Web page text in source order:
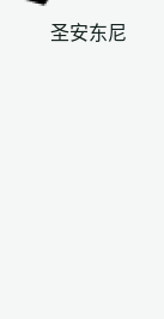
圣安东尼